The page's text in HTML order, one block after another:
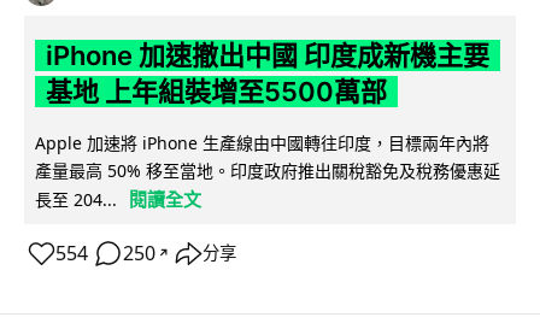
iPhone 加速撤出中國 印度成新機主要
基地 上年組裝增至5500萬部
Apple 加速將 iPhone 生產線由中國轉往印度，目標兩年內將
產量最高 50% 移至當地。印度政府推出關稅豁免及稅務優惠延
長至 204...
閱讀全文
554 250 ↗ 分享